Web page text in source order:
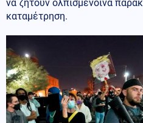
να ζητούν ολπισμένοινα
καταμέτρηση.